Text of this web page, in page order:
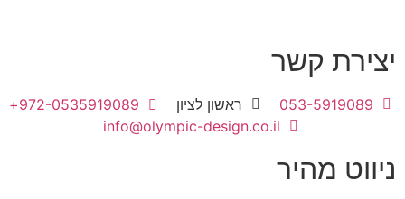
ניווט מהיר
יצירת קשר
053-5919089 ראשון לציון
972-0535919089+
info@olympic-design.co.il